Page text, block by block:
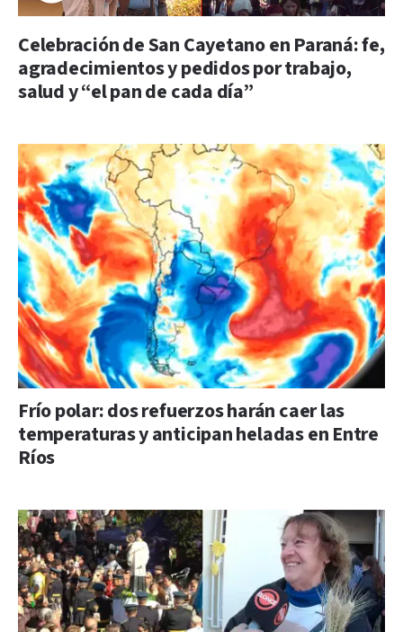
Celebración de San Cayetano en Paraná: fe,
agradecimientos y pedidos por trabajo,
salud y “el pan de cada día”
Frío polar: dos refuerzos harán caer las
temperaturas y anticipan heladas en Entre
Ríos